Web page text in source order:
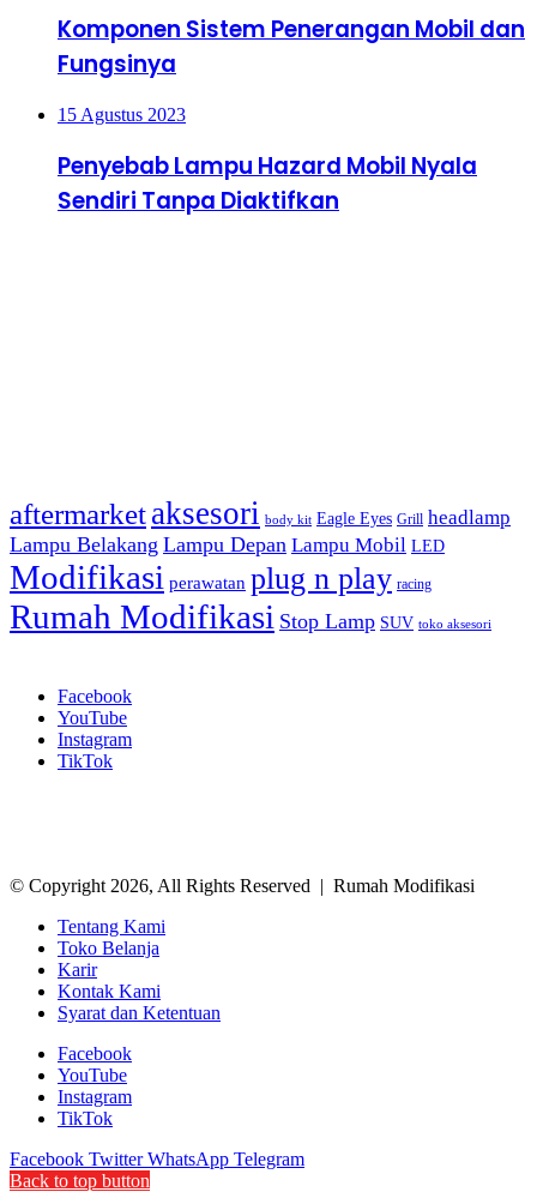
Komponen Sistem Penerangan Mobil dan
Fungsinya
15 Agustus 2023
Penyebab Lampu Hazard Mobil Nyala
Sendiri Tanpa Diaktifkan
aftermarketaksesori body kit Eagle Eyes Grill headlamp
Lampu Belakang Lampu Depan Lampu Mobil LED
Modifikasi perawatan plug n play racing
Rumah Modifikasi Stop Lamp SUV toko aksesori
Facebook
YouTube
Instagram
TikTok
© Copyright 2026, All Rights Reserved | Rumah Modifikasi
Tentang Kami
Toko Belanja
Karir
Kontak Kami
Syarat dan Ketentuan
Facebook
YouTube
Instagram
TikTok
Facebook Twitter WhatsApp Telegram
Back to top button